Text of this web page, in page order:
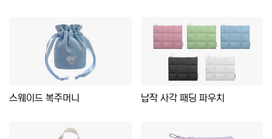
스웨이드 복주머니 납작 사각 패딩 파우치